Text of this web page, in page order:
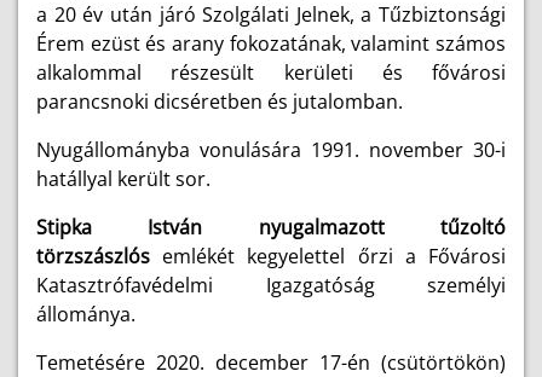
a 20 év után járó Szolgálati Jelnek, a Tűzbiztonsági
Érem ezüst és arany fokozatának, valamint számos
alkalommal részesült kerületi és fővárosi
parancsnoki dicséretben és jutalomban.
Nyugállományba vonulására 1991. november 30-i
hatállyal került sor.
Stipka István nyugalmazott tűzoltó
törzszászlós emlékét kegyelettel őrzi a Fővárosi
Katasztrófavédelmi Igazgatóság személyi
állománya.
Temetésére 2020. december 17-én (csütörtökön)